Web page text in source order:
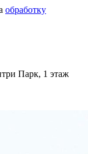
обработку
Парк, 1 этаж